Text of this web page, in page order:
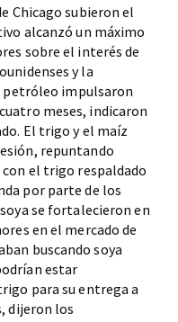
Chicago subieron el
alcanzó un máximo
sobre el interés de
y la
petróleo impulsaron
meses, indicaron
El trigo y el maíz
repuntando
con el trigo respaldado
por parte de los
se fortalecieron en
en el mercado de
buscando soya
estar
para su entrega a
dijeron los